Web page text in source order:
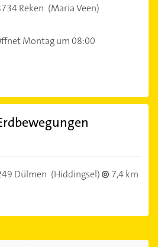
Reken (Maria Veen)
Montag um 08:00
Dülmen (Hiddingsel)
7,4 km